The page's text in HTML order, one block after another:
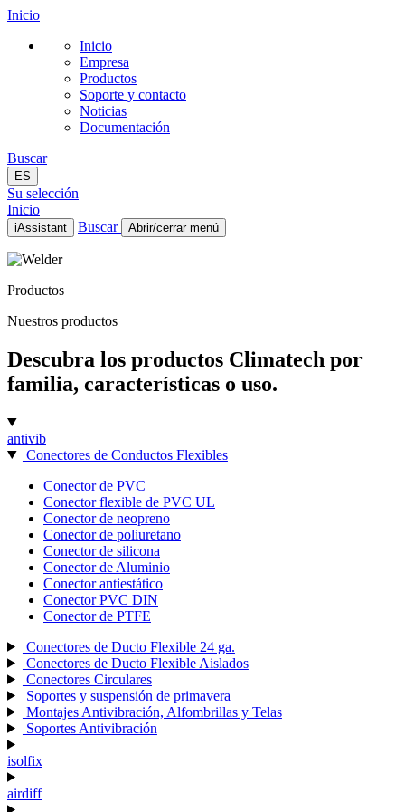
Inicio
Inicio
Empresa
Productos
Soporte y contacto
Noticias
Documentación
Buscar
ES
Su selección
Inicio
iAssistant Buscar Abrir/cerrar menú
Inicio
Productos
Noticias
ES
Productos
Nuestros productos
Descubra los productos Climatech por
familia, características o uso.
antivib
Conectores de Conductos Flexibles
Conector de PVC
Conector flexible de PVC UL
Conector de neopreno
Conector de poliuretano
Conector de silicona
Conector de Aluminio
Conector antiestático
Conector PVC DIN
Conector de PTFE
Conectores de Ducto Flexible 24 ga.
Conectores de Ducto Flexible Aislados
Conectores Circulares
Soportes y suspensión de primavera
Montajes Antivibración, Alfombrillas y Telas
Soportes Antivibración
isolfix
airdiff